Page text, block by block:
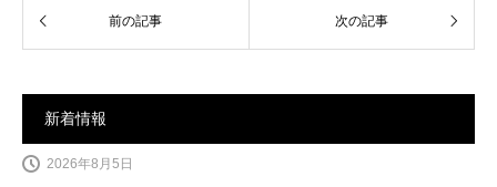
新着情報
2026年8月5日